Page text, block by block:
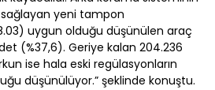
sağlayan yeni tampon
uygun olduğu düşünülen araç
(%37,6). Geriye kalan 204.236
ise hala eski regülasyonların
düşünülüyor.” şeklinde konuştu.